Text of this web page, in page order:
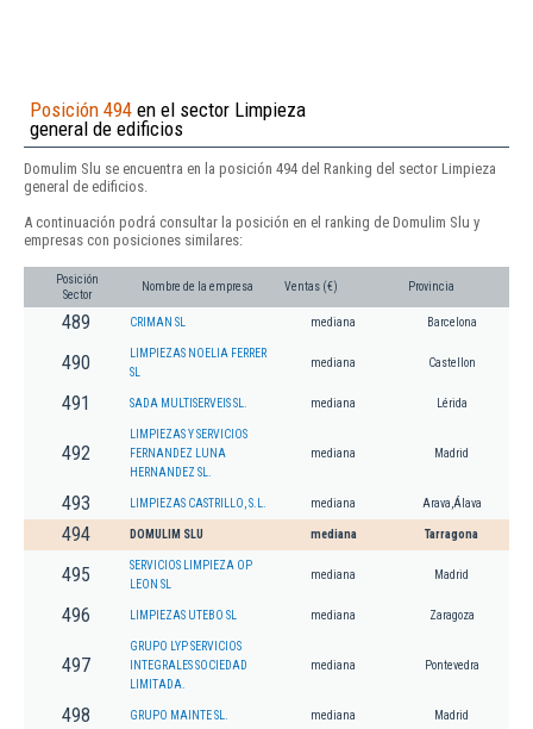
Posición 494 en el sector Limpieza
general de edificios
Domulim Slu se encuentra en la posición 494 del Ranking del sector Limpieza
general de edificios.
A continuación podrá consultar la posición en el ranking de Domulim Slu y
empresas con posiciones similares:
Posición
Sector
Nombre de la empresa Ventas (€) Provincia
489 CRIMAN SL mediana Barcelona
490
LIMPIEZAS NOELIA FERRER
SL
mediana Castellon
491 SADA MULTISERVEIS SL. mediana Lérida
492
LIMPIEZAS Y SERVICIOS
FERNANDEZ LUNA
HERNANDEZ SL.
mediana Madrid
493 LIMPIEZAS CASTRILLO, S.L. mediana Arava,Álava
494 DOMULIM SLU mediana Tarragona
495
SERVICIOS LIMPIEZA OP
LEON SL
mediana Madrid
496 LIMPIEZAS UTEBO SL mediana Zaragoza
497
GRUPO LYP SERVICIOS
INTEGRALES SOCIEDAD
LIMITADA.
mediana Pontevedra
498 GRUPO MAINTE SL. mediana Madrid